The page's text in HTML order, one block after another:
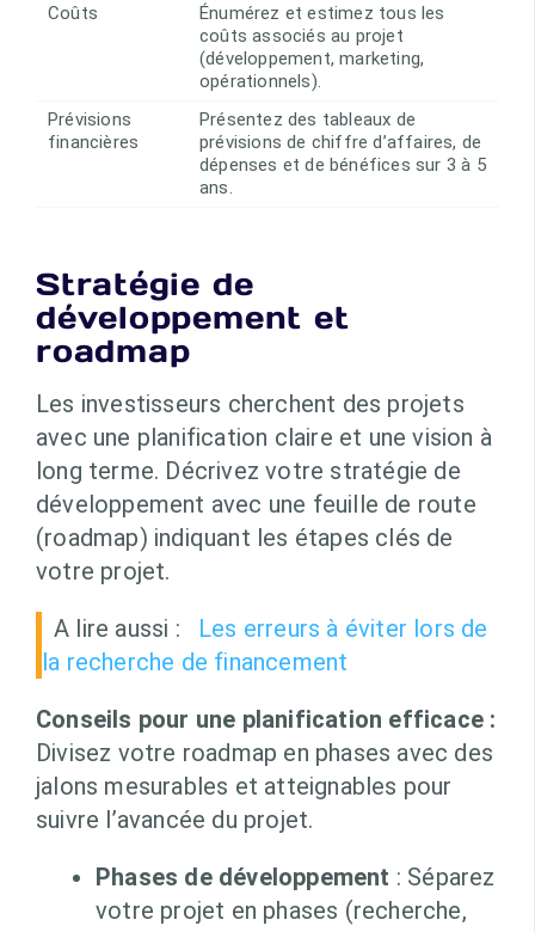
Coûts
Énumérez et estimez tous les
coûts associés au projet
(développement, marketing,
opérationnels).
Prévisions
financières
Présentez des tableaux de
prévisions de chiffre d’affaires, de
dépenses et de bénéfices sur 3 à 5
ans.
Stratégie de
développement et
roadmap
Les investisseurs cherchent des projets
avec une planification claire et une vision à
long terme. Décrivez votre stratégie de
développement avec une feuille de route
(roadmap) indiquant les étapes clés de
votre projet.
A lire aussi :
Les erreurs à éviter lors de
la recherche de financement
Conseils pour une planification efficace :
Divisez votre roadmap en phases avec des
jalons mesurables et atteignables pour
suivre l’avancée du projet.
Phases de développement : Séparez
votre projet en phases (recherche,